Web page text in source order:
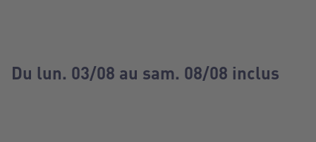
Du lun. 03/08 au sam. 08/08 inclus